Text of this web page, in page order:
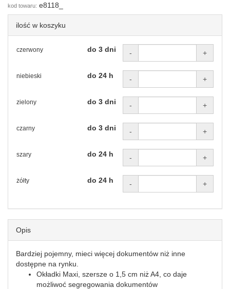
kod towaru: e8118_
ilość w koszyku
czerwony do 3 dni - +
niebieski do 24 h - +
zielony do 3 dni - +
czarny do 3 dni - +
szary do 24 h - +
żółty do 24 h - +
Opis
Bardziej pojemny, mieci więcej dokumentów niż inne
dostępne na rynku.
Okładki Maxi, szersze o 1,5 cm niż A4, co daje
możliwoć segregowania dokumentów